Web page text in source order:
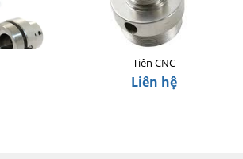
Tiện CNC
Liên hệ